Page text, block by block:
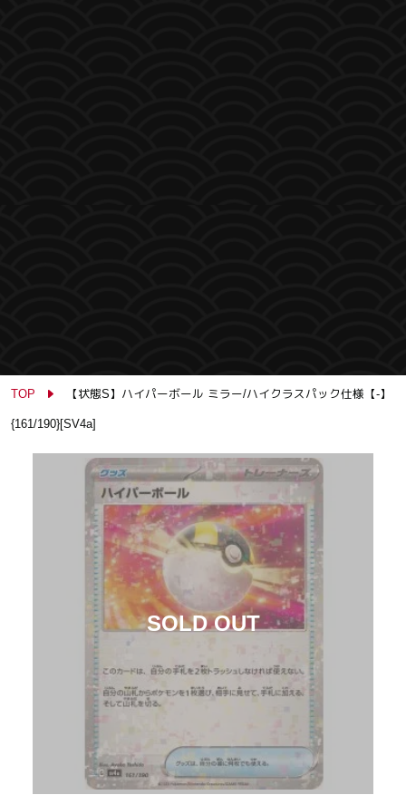
TOP 【状態S】ハイパーボール ミラー/ハイクラスパック仕様【-】
{161/190}[SV4a]